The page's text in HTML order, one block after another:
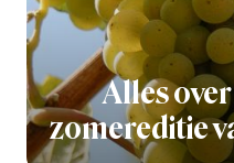
Alles
zomereditie